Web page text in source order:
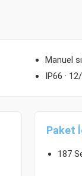
Manuel
IP66 ·
Paket
187